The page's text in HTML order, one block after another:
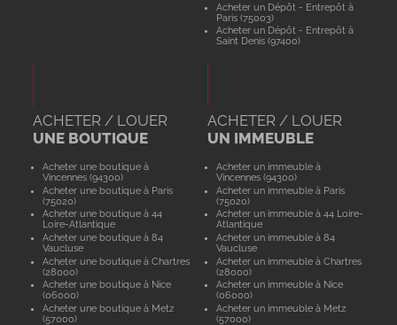
Acheter un Dépôt - Entrepôt à
Paris (75003)
Acheter un Dépôt - Entrepôt à
Saint Denis (97400)
ACHETER / LOUER
UNE BOUTIQUE
Acheter une boutique à
Vincennes (94300)
Acheter une boutique à Paris
(75020)
Acheter une boutique à 44
Loire-Atlantique
Acheter une boutique à 84
Vaucluse
Acheter une boutique à Chartres
(28000)
Acheter une boutique à Nice
(06000)
Acheter une boutique à Metz
(57000)
ACHETER / LOUER
UN IMMEUBLE
Acheter un immeuble à
Vincennes (94300)
Acheter un immeuble à Paris
(75020)
Acheter un immeuble à 44 Loire-
Atlantique
Acheter un immeuble à 84
Vaucluse
Acheter un immeuble à Chartres
(28000)
Acheter un immeuble à Nice
(06000)
Acheter un immeuble à Metz
(57000)